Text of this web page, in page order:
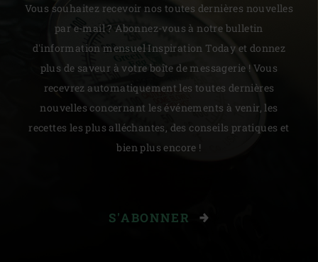
Vous souhaitez recevoir nos toutes dernières nouvelles
par e-mail ? Abonnez-vous à notre bulletin
d'information mensuel Inspiration Today et donnez
plus de saveur à votre boîte de messagerie ! Vous
recevrez automatiquement les toutes dernières
nouvelles concernant les événements à venir, les
recettes les plus alléchantes, des conseils pratiques et
bien plus encore !
S'ABONNER